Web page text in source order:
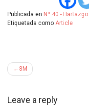
Publicada en Nº 40 -
Etiquetada como Article
Navegación
entradas
8M
Leave a reply